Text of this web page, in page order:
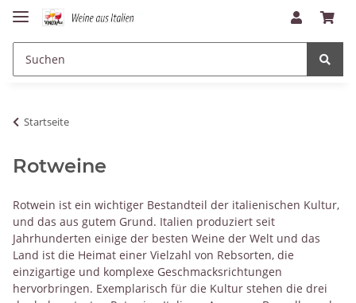
Startseite
Rotweine
Rotwein ist ein wichtiger Bestandteil der italienischen Kultur,
und das aus gutem Grund. Italien produziert seit
Jahrhunderten einige der besten Weine der Welt und das
Land ist die Heimat einer Vielzahl von Rebsorten, die
einzigartige und komplexe Geschmacksrichtungen
hervorbringen. Exemplarisch für die Kultur stehen die drei